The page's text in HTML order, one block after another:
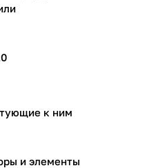
к ним
и элементы